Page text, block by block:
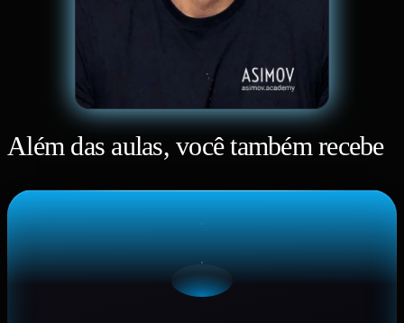
Além das aulas, você também recebe